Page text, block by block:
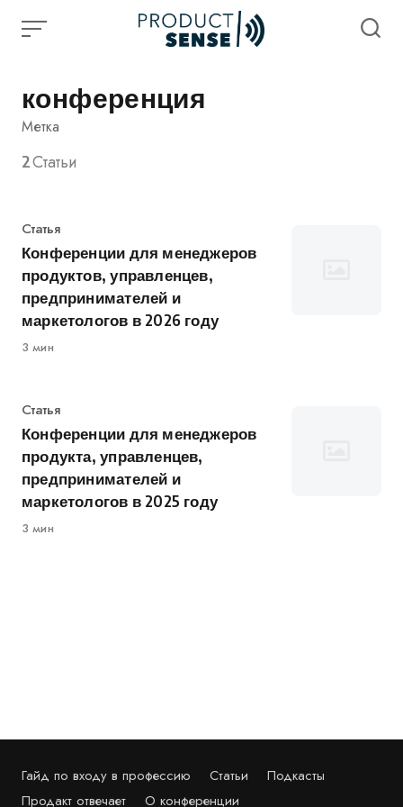
конференция
Метка
2Статьи
Категория
Статья
Конференции для менеджеров
продуктов, управленцев,
предпринимателей и
маркетологов в 2026 году
3 мин
Категория
Статья
Конференции для менеджеров
продукта, управленцев,
предпринимателей и
маркетологов в 2025 году
3 мин
Гайд по входу в профессию Статьи
Подкасты
Продакт отвечает
О конференции